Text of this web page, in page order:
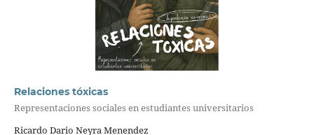
Relaciones tóxicas
Representaciones sociales en estudiantes universitarios
Ricardo Dario Neyra Menendez